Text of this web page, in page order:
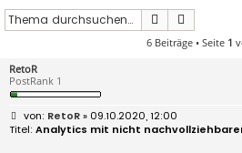
Suche
6 Beiträge • Seite 1
RetoR
PostRank 1
B
e
i
RetoR» 09.10.2020, 12:00
Analytics mit nicht